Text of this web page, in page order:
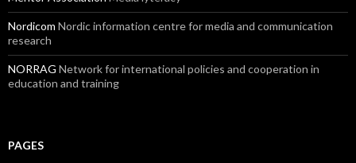
Nordicom Nordic information centre for media and communication
research
NORRAG Network for international policies and cooperation in
education and training
PAGES